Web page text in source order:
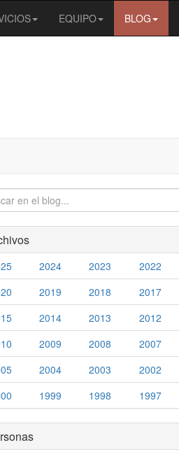
EQUIPO BLOG
2024 2023 2022
2019 2018 2017
2014 2013 2012
2009 2008 2007
2004 2003 2002
1999 1998 1997